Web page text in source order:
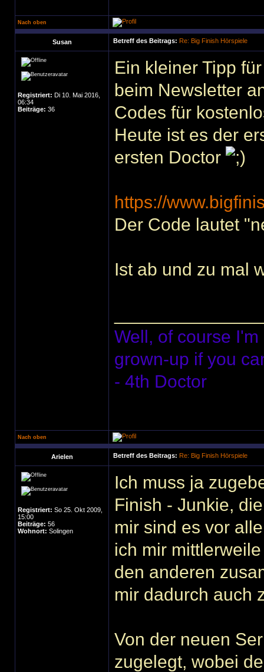
Nach oben
Susan Betreff des Beitrags: Re: Big Finish Hörspiele
Registriert: Di 10. Mai 2016,
06:34
Beiträge: 36
Ein kleiner Tipp
beim Newsletter
Codes für
Heute ist es der
ersten Doctor
https://
Der Code lautet
Ist ab und zu mal
Well, of course
grown-up if you
- 4th Doctor
Nach oben
Arielen Betreff des Beitrags: Re: Big Finish Hörspiele
Registriert: So 25. Okt 2009,
15:00
Beiträge: 56
Wohnort: Solingen
Ich muss ja
Finish - Junkie,
mir sind es vor
ich mir
den anderen
mir dadurch auch
Von der neuen
zugelegt, wobei